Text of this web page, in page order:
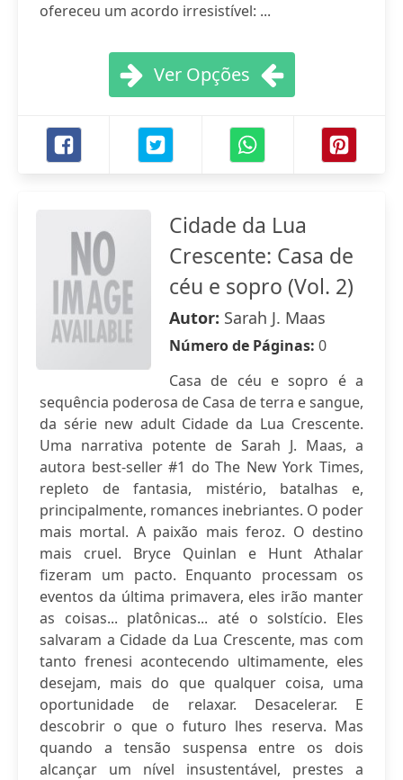
ofereceu um acordo irresistível: ...
Ver Opções
Cidade da Lua
Crescente: Casa de
céu e sopro (Vol. 2)
Autor: Sarah J. Maas
Número de Páginas: 0
Casa de céu e sopro é a
sequência poderosa de Casa de terra e sangue,
da série new adult Cidade da Lua Crescente.
Uma narrativa potente de Sarah J. Maas, a
autora best-seller #1 do The New York Times,
repleto de fantasia, mistério, batalhas e,
principalmente, romances inebriantes. O poder
mais mortal. A paixão mais feroz. O destino
mais cruel. Bryce Quinlan e Hunt Athalar
fizeram um pacto. Enquanto processam os
eventos da última primavera, eles irão manter
as coisas... platônicas... até o solstício. Eles
salvaram a Cidade da Lua Crescente, mas com
tanto frenesi acontecendo ultimamente, eles
desejam, mais do que qualquer coisa, uma
oportunidade de relaxar. Desacelerar. E
descobrir o que o futuro lhes reserva. Mas
quando a tensão suspensa entre os dois
alcançar um nível insustentável, prestes a